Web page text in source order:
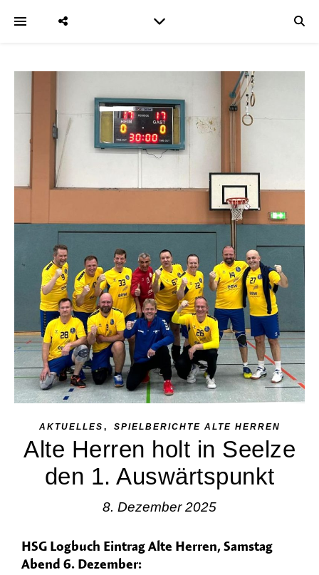
AKTUELLES , SPIELBERICHTE ALTE HERREN
Alte Herren holt in Seelze
den 1. Auswärtspunkt
8. Dezember 2025
HSG Logbuch Eintrag Alte Herren, Samstag
Abend 6. Dezember: